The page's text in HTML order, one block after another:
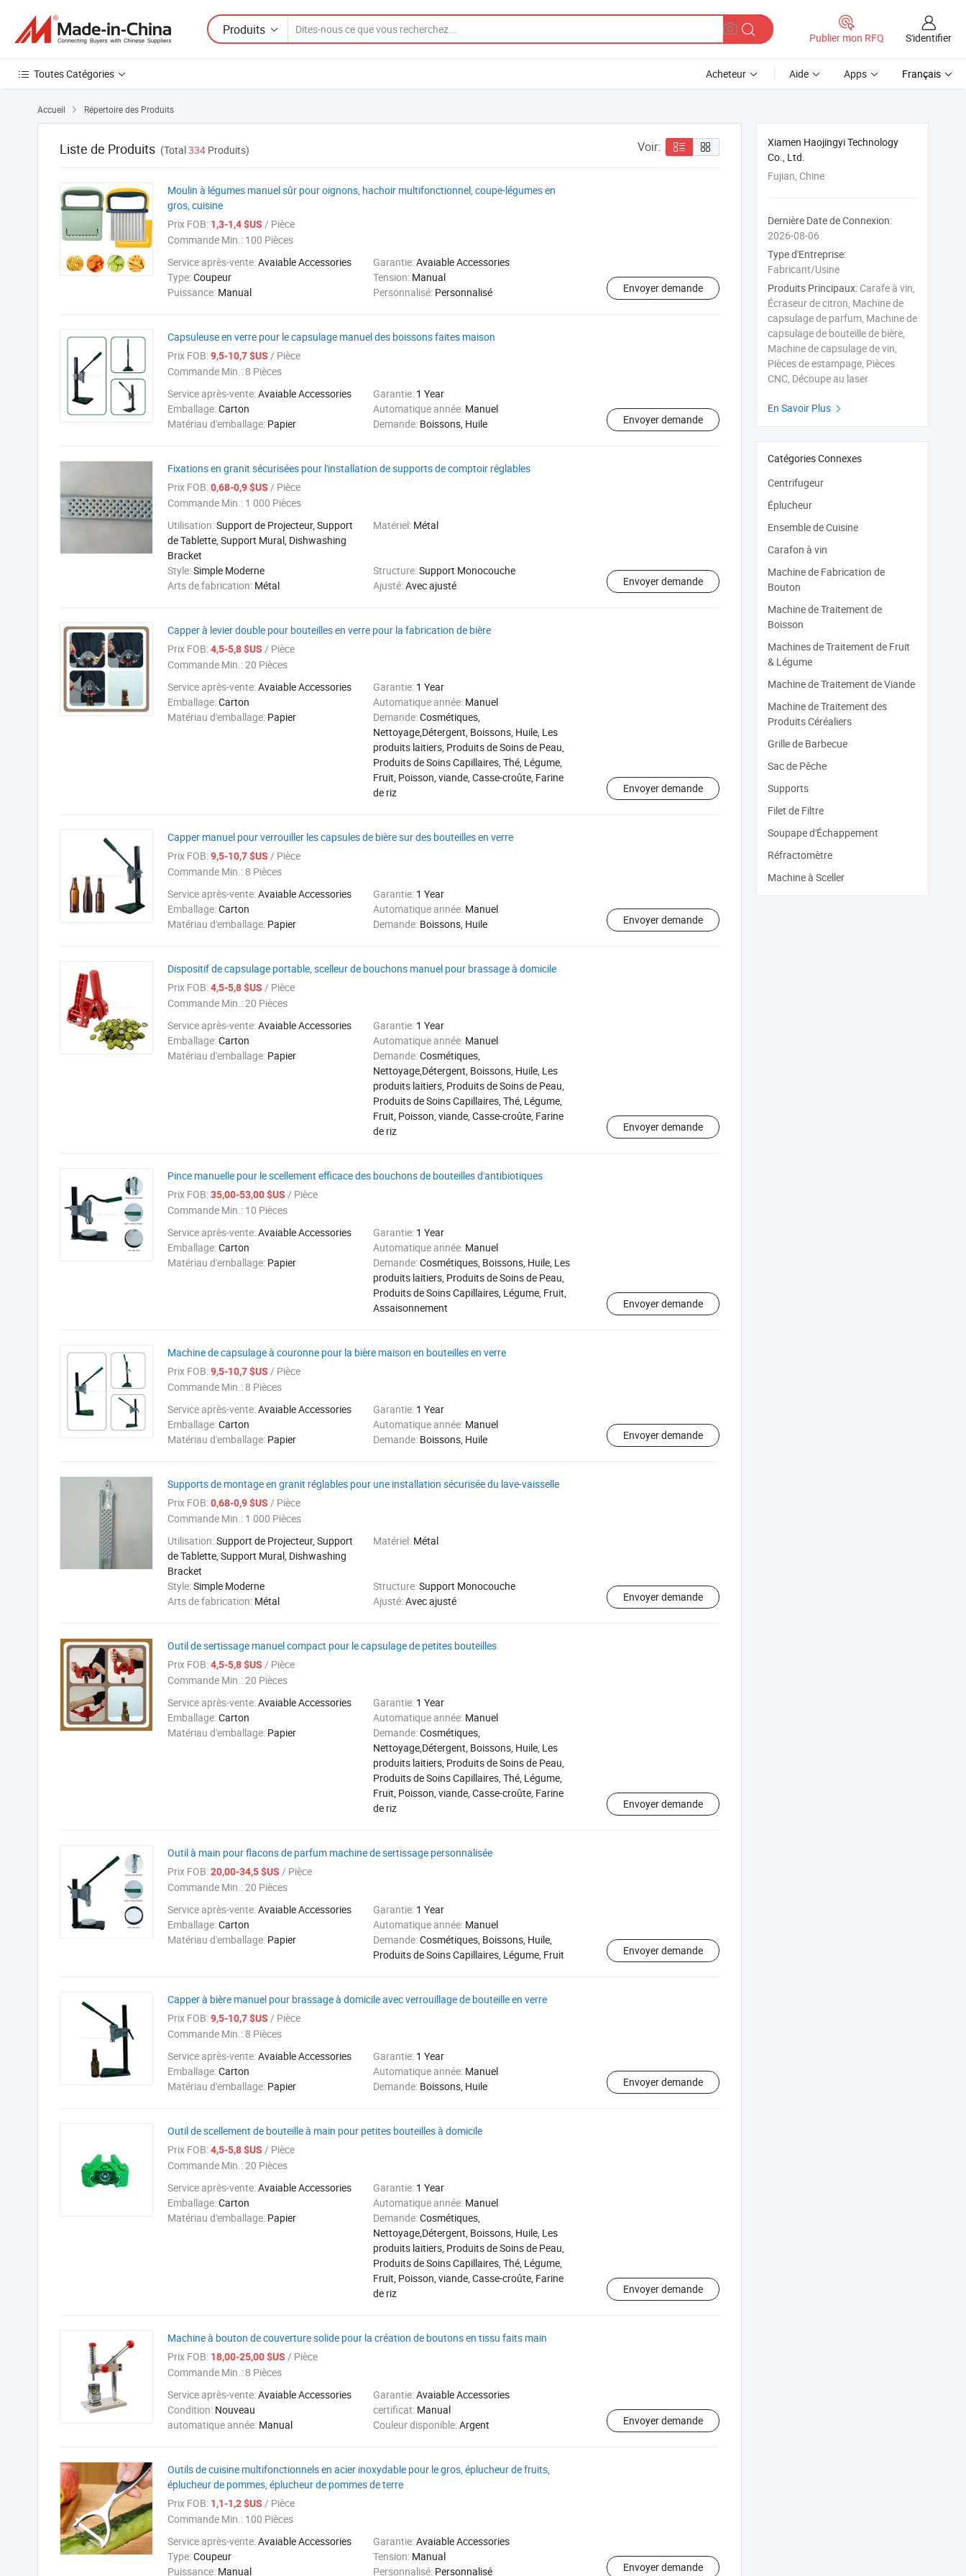
Produits
Publier mon RFQ S'identifier
Toutes Catégories Acheteur Aide Apps Français
Accueil  Répertoire des Produits
Liste de Produits (Total334 Produits) Voir:
Moulin à légumes manuel sûr pour oignons, hachoir multifonctionnel, coupe-légumes en
gros, cuisine
Prix FOB: 1,3-1,4 $US / Pièce
Commande Min.: 100 Pièces
Service après-vente:Avaiable Accessories Garantie:Avaiable Accessories
Type:Coupeur Tension: Manual
Puissance: Manual Personnalisé: Personnalisé Envoyer demande
Capsuleuse en verre pour le capsulage manuel des boissons faites maison
Prix FOB:9,5-10,7 $US / Pièce
Commande Min.: 8 Pièces
Service après-vente:Avaiable Accessories Garantie: 1 Year
Emballage:Carton Automatique année: Manuel
Matériau d'emballage: Papier Demande: Boissons, Huile Envoyer demande
Fixations en granit sécurisées pour l'installation de supports de comptoir réglables
Prix FOB:0,68-0,9 $US / Pièce
Commande Min.: 1 000 Pièces
Utilisation:Support de Projecteur, Support
de Tablette, Support Mural, Dishwashing
Bracket
Matériel: Métal
Style:Simple Moderne Structure:Support Monocouche
Arts de fabrication: Métal Ajusté:Avec ajusté Envoyer demande
Capper à levier double pour bouteilles en verre pour la fabrication de bière
Prix FOB:4,5-5,8 $US / Pièce
Commande Min.:20 Pièces
Service après-vente:Avaiable Accessories Garantie: 1 Year
Emballage:Carton Automatique année: Manuel
Matériau d'emballage: Papier Demande:Cosmétiques,
Nettoyage,Détergent, Boissons, Huile, Les
produits laitiers, Produits de Soins de Peau,
Produits de Soins Capillaires, Thé, Légume,
Fruit, Poisson, viande, Casse-croûte, Farine
de riz
Envoyer demande
Capper manuel pour verrouiller les capsules de bière sur des bouteilles en verre
Prix FOB:9,5-10,7 $US / Pièce
Commande Min.: 8 Pièces
Service après-vente:Avaiable Accessories Garantie: 1 Year
Emballage:Carton Automatique année: Manuel
Matériau d'emballage: Papier Demande: Boissons, Huile Envoyer demande
Dispositif de capsulage portable, scelleur de bouchons manuel pour brassage à domicile
Prix FOB:4,5-5,8 $US / Pièce
Commande Min.:20 Pièces
Service après-vente:Avaiable Accessories Garantie: 1 Year
Emballage:Carton Automatique année: Manuel
Matériau d'emballage: Papier Demande:Cosmétiques,
Nettoyage,Détergent, Boissons, Huile, Les
produits laitiers, Produits de Soins de Peau,
Produits de Soins Capillaires, Thé, Légume,
Fruit, Poisson, viande, Casse-croûte, Farine
de riz
Envoyer demande
Pince manuelle pour le scellement efficace des bouchons de bouteilles d'antibiotiques
Prix FOB:35,00-53,00 $US / Pièce
Commande Min.: 10 Pièces
Service après-vente:Avaiable Accessories Garantie: 1 Year
Emballage:Carton Automatique année: Manuel
Matériau d'emballage: Papier Demande:Cosmétiques, Boissons, Huile, Les
produits laitiers, Produits de Soins de Peau,
Produits de Soins Capillaires, Légume, Fruit,
Assaisonnement
Envoyer demande
Machine de capsulage à couronne pour la bière maison en bouteilles en verre
Prix FOB:9,5-10,7 $US / Pièce
Commande Min.: 8 Pièces
Service après-vente:Avaiable Accessories Garantie: 1 Year
Emballage:Carton Automatique année: Manuel
Matériau d'emballage: Papier Demande: Boissons, Huile Envoyer demande
Supports de montage en granit réglables pour une installation sécurisée du lave-vaisselle
Prix FOB:0,68-0,9 $US / Pièce
Commande Min.: 1 000 Pièces
Utilisation:Support de Projecteur, Support
de Tablette, Support Mural, Dishwashing
Bracket
Matériel: Métal
Style:Simple Moderne Structure:Support Monocouche
Arts de fabrication: Métal Ajusté:Avec ajusté Envoyer demande
Outil de sertissage manuel compact pour le capsulage de petites bouteilles
Prix FOB:4,5-5,8 $US / Pièce
Commande Min.:20 Pièces
Service après-vente:Avaiable Accessories Garantie: 1 Year
Emballage:Carton Automatique année: Manuel
Matériau d'emballage: Papier Demande:Cosmétiques,
Nettoyage,Détergent, Boissons, Huile, Les
produits laitiers, Produits de Soins de Peau,
Produits de Soins Capillaires, Thé, Légume,
Fruit, Poisson, viande, Casse-croûte, Farine
de riz
Envoyer demande
Outil à main pour flacons de parfum machine de sertissage personnalisée
Prix FOB:20,00-34,5 $US / Pièce
Commande Min.:20 Pièces
Service après-vente:Avaiable Accessories Garantie: 1 Year
Emballage:Carton Automatique année: Manuel
Matériau d'emballage: Papier Demande:Cosmétiques, Boissons, Huile,
Produits de Soins Capillaires, Légume, Fruit
Envoyer demande
Capper à bière manuel pour brassage à domicile avec verrouillage de bouteille en verre
Prix FOB:9,5-10,7 $US / Pièce
Commande Min.: 8 Pièces
Service après-vente:Avaiable Accessories Garantie: 1 Year
Emballage:Carton Automatique année: Manuel
Matériau d'emballage: Papier Demande: Boissons, Huile Envoyer demande
Outil de scellement de bouteille à main pour petites bouteilles à domicile
Prix FOB:4,5-5,8 $US / Pièce
Commande Min.:20 Pièces
Service après-vente:Avaiable Accessories Garantie: 1 Year
Emballage:Carton Automatique année: Manuel
Matériau d'emballage: Papier Demande:Cosmétiques,
Nettoyage,Détergent, Boissons, Huile, Les
produits laitiers, Produits de Soins de Peau,
Produits de Soins Capillaires, Thé, Légume,
Fruit, Poisson, viande, Casse-croûte, Farine
de riz
Envoyer demande
Machine à bouton de couverture solide pour la création de boutons en tissu faits main
Prix FOB: 18,00-25,00 $US / Pièce
Commande Min.: 8 Pièces
Service après-vente:Avaiable Accessories Garantie:Avaiable Accessories
Condition: Nouveau certificat: Manual
automatique année: Manual Couleur disponible:Argent Envoyer demande
Outils de cuisine multifonctionnels en acier inoxydable pour le gros, éplucheur de fruits,
éplucheur de pommes, éplucheur de pommes de terre
Prix FOB: 1,1-1,2 $US / Pièce
Commande Min.: 100 Pièces
Service après-vente:Avaiable Accessories Garantie:Avaiable Accessories
Type:Coupeur Tension: Manual
Puissance: Manual Personnalisé: Personnalisé Envoyer demande
Xiamen Haojingyi Technology
Co., Ltd.
Fujian, Chine
Dernière Date de Connexion:
2026-08-06
Type d'Entreprise:
Fabricant/Usine
Produits Principaux: Carafe à vin,
Écraseur de citron, Machine de
capsulage de parfum, Machine de
capsulage de bouteille de bière,
Machine de capsulage de vin,
Pièces de estampage, Pièces
CNC, Découpe au laser
En Savoir Plus 
Catégories Connexes
Centrifugeur
Éplucheur
Ensemble de Cuisine
Carafon à vin
Machine de Fabrication de
Bouton
Machine de Traitement de
Boisson
Machines de Traitement de Fruit
& Légume
Machine de Traitement de Viande
Machine de Traitement des
Produits Céréaliers
Grille de Barbecue
Sac de Pêche
Supports
Filet de Filtre
Soupape d'Échappement
Réfractomètre
Machine à Sceller